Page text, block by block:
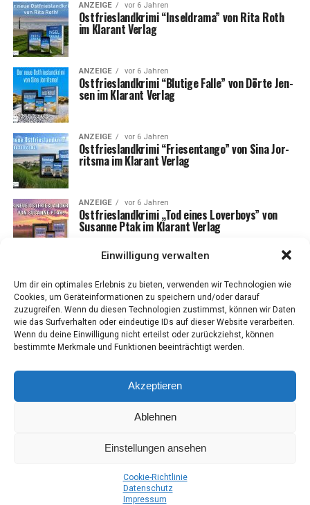
Einwilligung verwalten
Um dir ein optimales Erlebnis zu bieten, verwenden wir Technologien wie
Cookies, um Geräteinformationen zu speichern und/oder darauf
zuzugreifen. Wenn du diesen Technologien zustimmst, können wir Daten
wie das Surfverhalten oder eindeutige IDs auf dieser Website verarbeiten.
Wenn du deine Einwilligung nicht erteilst oder zurückziehst, können
bestimmte Merkmale und Funktionen beeinträchtigt werden.
Akzeptieren
Ablehnen
Einstellungen ansehen
Coo­kie-Richt­li­nie
Daten­schutz
Impres­sum
ANZEIGE vor 6 Jahren
Ost­fries­land­kri­mi “Insel­dra­ma” von Rita Roth
im Klar­ant Verlag
ANZEIGE vor 6 Jahren
Ost­fries­land­kri­mi “Blu­ti­ge Fal­le” von Dör­te Jen­
sen im Klar­ant Verlag
ANZEIGE vor 6 Jahren
Ost­fries­land­kri­mi “Frie­sen­tan­go” von Sina Jor­
rit­s­ma im Klar­ant Verlag
ANZEIGE vor 6 Jahren
Ost­fries­land­kri­mi „Tod eines Lover­boys” von
Susan­ne Ptak im Klar­ant Verlag
Ost­fries­land­kri­mi “Küs­ten­mord in Harle­si­el” von
Rolf Ulicz­ka im Klar­ant Verlag
BUCHVORSTELLUNG vor 6 Jahren
Ost­fries­land­kri­mi “Töd­li­ches Fehn­land” von Elke
ANZEIGE vor 6 Jahren
Ost­fries­land­kri­mi “Frie­sen­wür­ger” von Sina Jor­
rit­s­ma im Klar­ant Verlag
Ost­fries­land­kri­mi “Tod am Kap Nor­der­ney” von
Thors­ten Sie­mens im Klar­ant Verlag